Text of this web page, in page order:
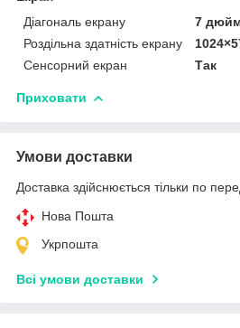
Діагональ екрану
7
Роздільна здатність екрану
Сенсорний екран
Так
Приховати
Умови доставки
Доставка здійснюється тільки по
Нова Пошта
Укрпошта
Всі умови доставки